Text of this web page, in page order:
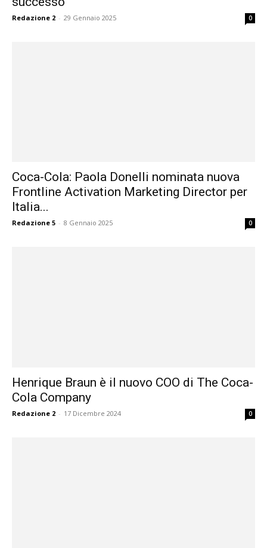
Redazione 2 - 29 Gennaio 2025 0
Coca-Cola: Paola Donelli nominata nuova
Frontline Activation Marketing Director per
Italia...
Redazione 5 - 8 Gennaio 2025 0
Henrique Braun è il nuovo COO di The Coca-
Cola Company
Redazione 2 - 17 Dicembre 2024 0